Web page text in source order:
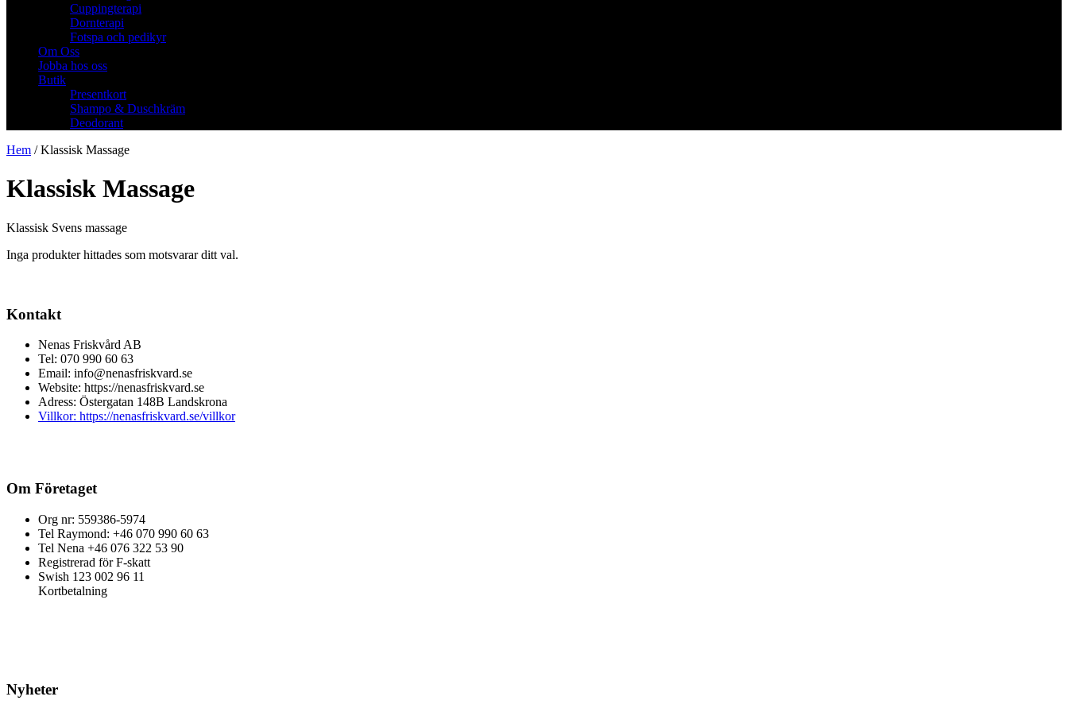
Cuppingterapi
Dornterapi
Fotspa och pedikyr
Om Oss
Jobba hos oss
Butik
Presentkort
Shampo & Duschkräm
Deodorant
Hem / Klassisk Massage
Klassisk Massage
Klassisk Svens massage
Inga produkter hittades som motsvarar ditt val.
Kontakt
Nenas Friskvård AB
Tel: 070 990 60 63
Email: info@nenasfriskvard.se
Website: https://nenasfriskvard.se
Adress: Östergatan 148B Landskrona
Villkor: https://nenasfriskvard.se/villkor
Om Företaget
Org nr: 559386-5974
Tel Raymond: +46 070 990 60 63
Tel Nena +46 076 322 53 90
Registrerad för F-skatt
Swish 123 002 96 11
Kortbetalning
Nyheter